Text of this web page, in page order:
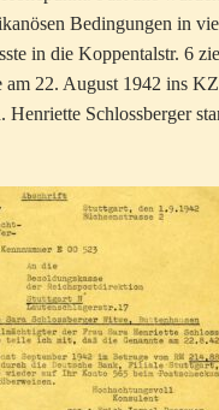
Bedingungen in
in die Koppentalstr. 6
22. August 1942 ins
Schlossberger